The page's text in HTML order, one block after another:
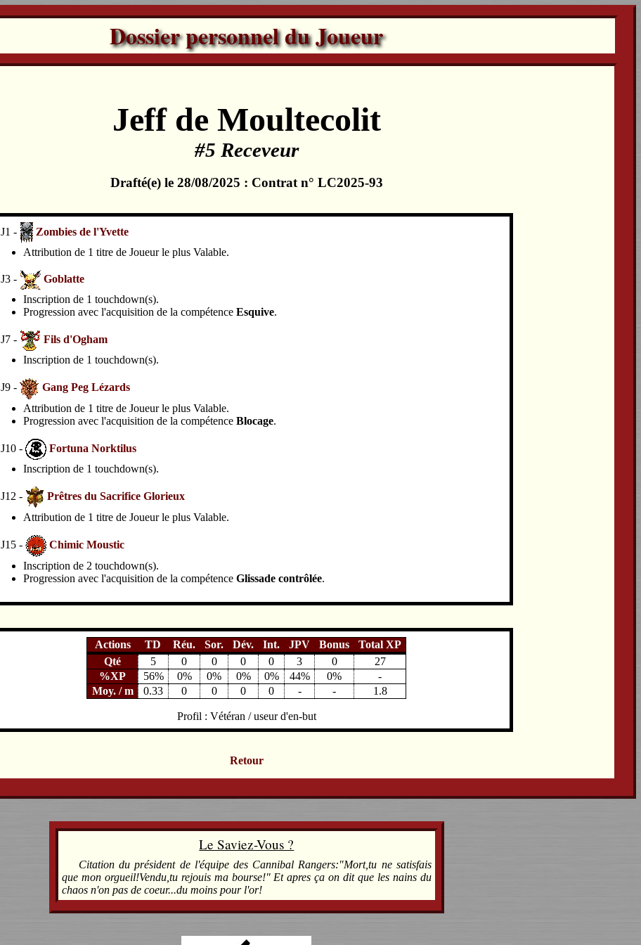
Dossier personnel du Joueur
Jeff de Moultecolit
#5 Receveur
Drafté(e) le 28/08/2025 : Contrat n° LC2025-93
J1 -
Zombies de l'Yvette
Attribution de 1 titre de Joueur le plus Valable.
J3 -
Goblatte
Inscription de 1 touchdown(s).
Progression avec l'acquisition de la compétence Esquive.
J7 -
Fils d'Ogham
Inscription de 1 touchdown(s).
J9 -
Gang Peg Lézards
Attribution de 1 titre de Joueur le plus Valable.
Progression avec l'acquisition de la compétence Blocage.
J10 -
Fortuna Norktilus
Inscription de 1 touchdown(s).
J12 -
Prêtres du Sacrifice Glorieux
Attribution de 1 titre de Joueur le plus Valable.
J15 -
Chimic Moustic
Inscription de 2 touchdown(s).
Progression avec l'acquisition de la compétence Glissade contrôlée.
Actions TD Réu. Sor. Dév. Int. JPV Bonus
Total XP
Qté
5 0 0 0 0 3 0
27
%XP
56% 0% 0% 0% 0% 44% 0%
-
Moy. / m
0.33 0 0 0 0 - - 1.8
Profil : Vétéran / useur d'en-but
Retour
Le Saviez-Vous ?
Citation du président de l'équipe des Cannibal Rangers:"Mort,tu ne satisfais
que mon orgueil!Vendu,tu rejouis ma bourse!" Et apres ça on dit que les nains du
chaos n'on pas de coeur...du moins pour l'or!